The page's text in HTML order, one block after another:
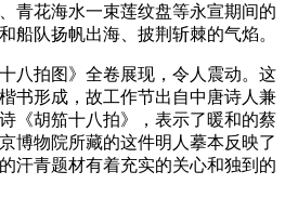
青花海水一束莲纹盘等永宣期间的
船队扬帆出海、披荆斩棘的气焰。
拍图》全卷展现，令人震动。这
书形成，故工作节出自中唐诗人兼
《胡笳十八拍》，表示了暖和的蔡
博物院所藏的这件明人摹本反映了
汗青题材有着充实的关心和独到的